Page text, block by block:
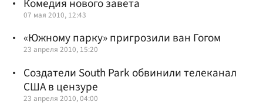
Комедия нового завета
07 мая 2010, 12:43
«Южному парку» пригрозили ван Гогом
23 апреля 2010, 15:20
Создатели South Park обвинили телеканал
США в цензуре
23 апреля 2010, 04:00